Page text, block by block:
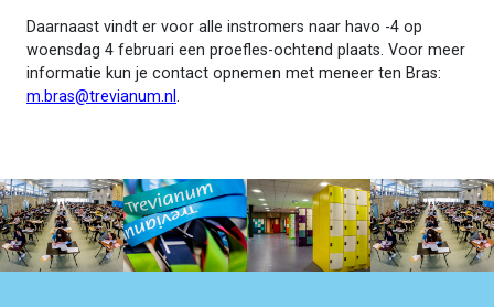
Daarnaast vindt er voor alle instromers naar havo -4 op
woensdag 4 februari een proefles-ochtend plaats. Voor meer
informatie kun je contact opnemen met meneer ten Bras:
m.bras@trevianum.nl .